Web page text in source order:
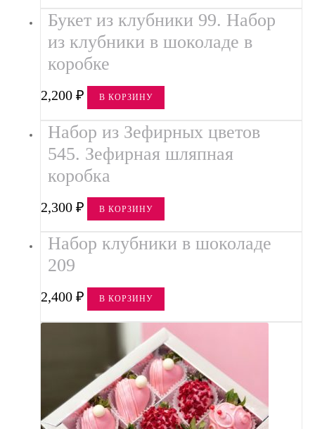
Букет из клубники 99. Набор
из клубники в шоколаде в
коробке
2,200₽ В КОРЗИНУ
Набор из Зефирных цветов
545. Зефирная шляпная
коробка
2,300₽ В КОРЗИНУ
Набор клубники в шоколаде
209
2,400₽ В КОРЗИНУ